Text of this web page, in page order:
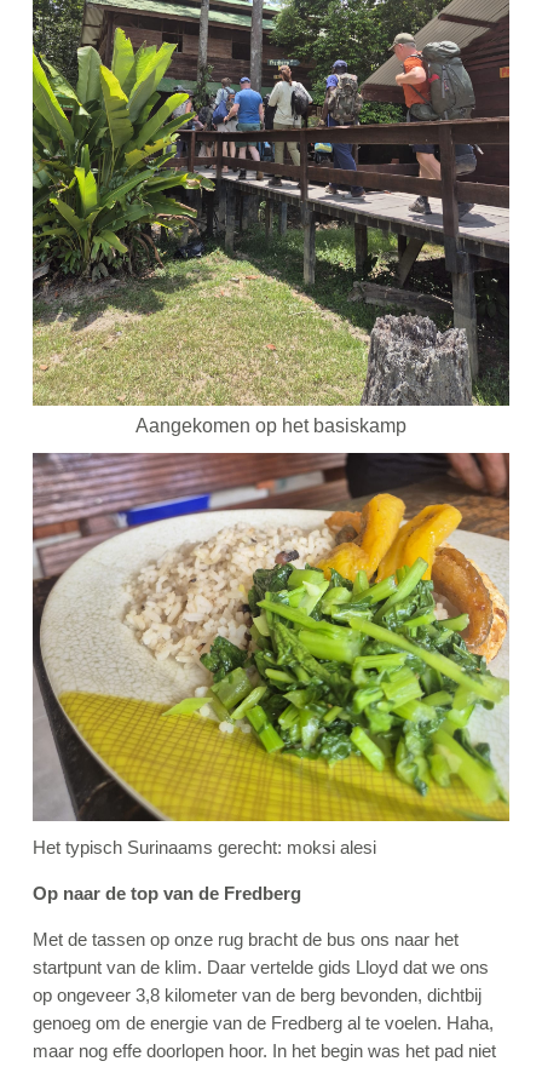
Aangekomen op het basiskamp
Het typisch Surinaams gerecht: moksi alesi
Op naar de top van de Fredberg
Met de tassen op onze rug bracht de bus ons naar het
startpunt van de klim. Daar vertelde gids Lloyd dat we ons
op ongeveer 3,8 kilometer van de berg bevonden, dichtbij
genoeg om de energie van de Fredberg al te voelen. Haha,
maar nog effe doorlopen hoor. In het begin was het pad niet